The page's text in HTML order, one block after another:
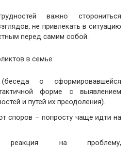
важно сторониться
не привлекать в ситуацию
перед самим собой.
в семье:
о сформировавшейся
форме с выявлением
и путей их преодоления).
споров – попросту чаще идти на
реакция на проблему,